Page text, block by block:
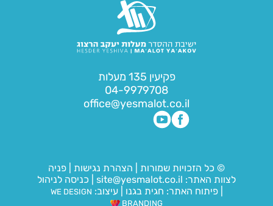
פקיעין 135 מעלות
04-9979708
office@yesmalot.co.il
© כל הזכויות שמורות הצהרת נגישות
פניה
לצוות האתר: site@yesmalot.co.il
כניסה לניהול
|פיתוח האתר: חגית בגנו עיצוב: WE DESIGN
BRANDING